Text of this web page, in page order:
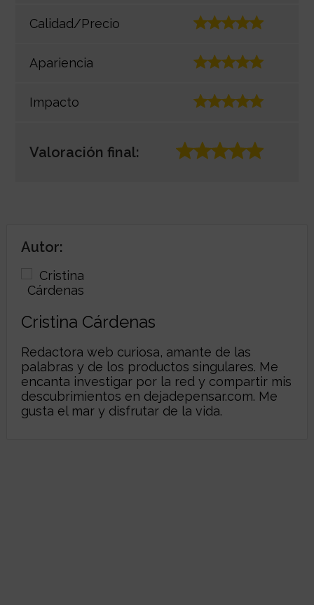
Calidad/Precio
Apariencia
Impacto
Valoración final:
Autor:
Cristina Cárdenas
Redactora web curiosa, amante de las
palabras y de los productos singulares. Me
encanta investigar por la red y compartir mis
descubrimientos en dejadepensar.com. Me
gusta el mar y disfrutar de la vida.